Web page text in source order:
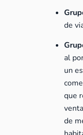
de
al
un
que
de